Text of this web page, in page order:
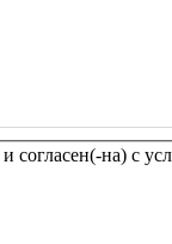
и согласен(-на) с